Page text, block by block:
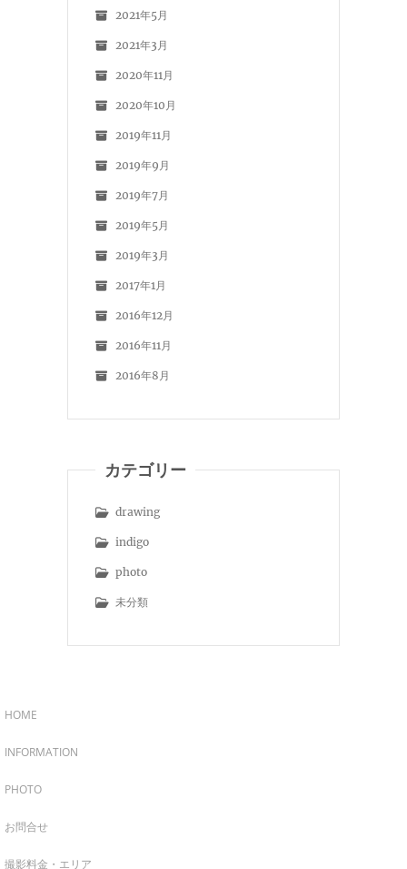
2021年5月
2021年3月
2020年11月
2020年10月
2019年11月
2019年9月
2019年7月
2019年5月
2019年3月
2017年1月
2016年12月
2016年11月
2016年8月
カテゴリー
drawing
indigo
photo
未分類
HOME
INFORMATION
PHOTO
お問合せ
撮影料金・エリア